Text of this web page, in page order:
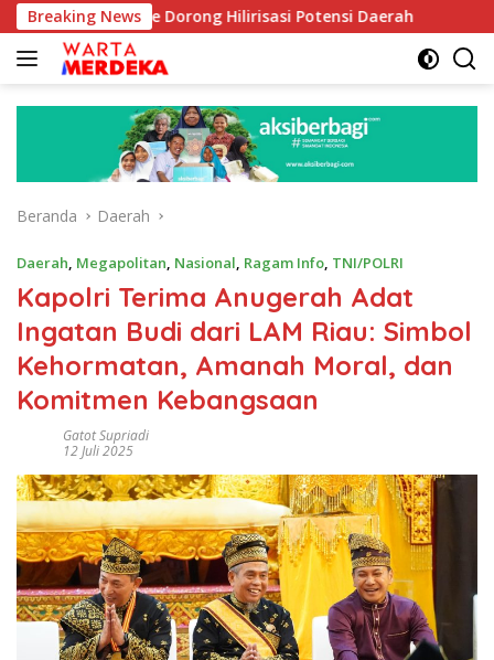
Langsung
ke
konten
Breaking News
Dorong Hilirisasi Potensi Daerah DPR Dorong
Beranda Daerah
Daerah, Megapolitan, Nasional, Ragam Info, TNI/POLRI
Kapolri Terima Anugerah Adat
Ingatan Budi dari LAM Riau: Simbol
Kehormatan, Amanah Moral, dan
Komitmen Kebangsaan
Gatot Supriadi
12 Juli 2025